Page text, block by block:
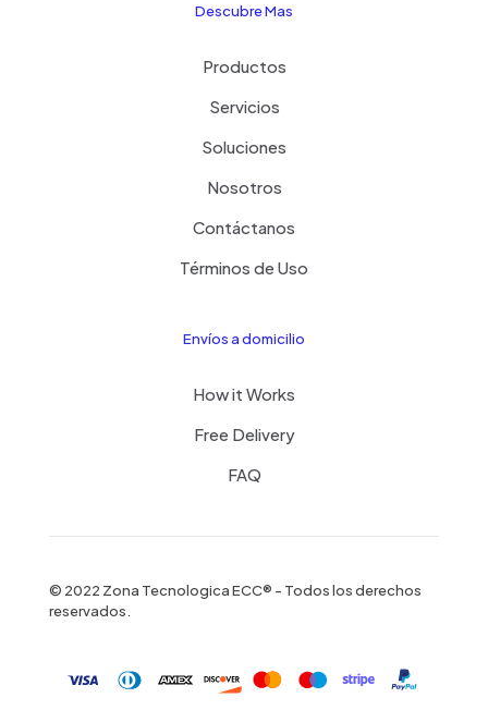
Descubre Mas
Productos
Servicios
Soluciones
Nosotros
Contáctanos
Términos de Uso
Envíos a domicilio
How it Works
Free Delivery
FAQ
© 2022 Zona Tecnologica ECC® - Todos los derechos
reservados.